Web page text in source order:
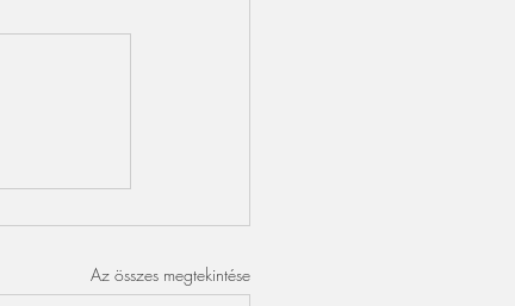
Az összes megtekintése